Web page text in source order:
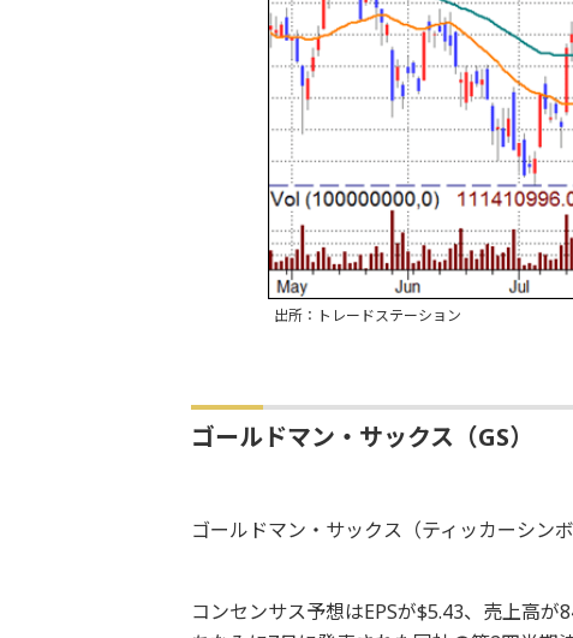
出所：トレードステーション
ゴールドマン・サックス（GS）
ゴールドマン・サックス（ティッカーシン
コンセンサス予想はEPSが$5.43、売上高が